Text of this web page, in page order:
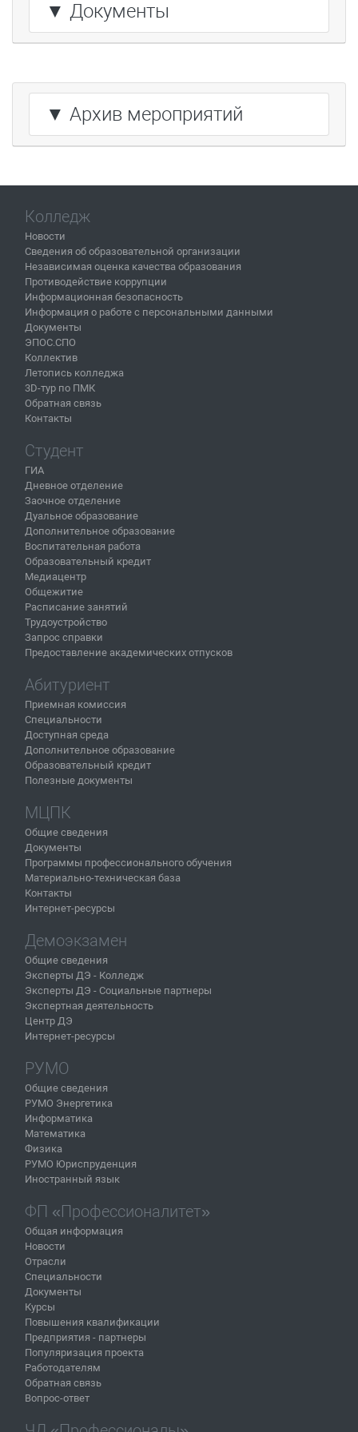
▼ Документы
▼ Архив мероприятий
Колледж
Новости
Сведения об образовательной организации
Независимая оценка качества образования
Противодействие коррупции
Информационная безопасность
Информация о работе с персональными данными
Документы
ЭПОС.СПО
Коллектив
Летопись колледжа
3D-тур по ПМК
Обратная связь
Контакты
Студент
ГИА
Дневное отделение
Заочное отделение
Дуальное образование
Дополнительное образование
Воспитательная работа
Образовательный кредит
Медиацентр
Общежитие
Расписание занятий
Трудоустройство
Запрос справки
Предоставление академических отпусков
Абитуриент
Приемная комиссия
Специальности
Доступная среда
Дополнительное образование
Образовательный кредит
Полезные документы
МЦПК
Общие сведения
Документы
Программы профессионального обучения
Материально-техническая база
Контакты
Интернет-ресурсы
Демоэкзамен
Общие сведения
Эксперты ДЭ - Колледж
Эксперты ДЭ - Социальные партнеры
Экспертная деятельность
Центр ДЭ
Интернет-ресурсы
РУМО
Общие сведения
РУМО Энергетика
Информатика
Математика
Физика
РУМО Юриспруденция
Иностранный язык
ФП «Профессионалитет»
Общая информация
Новости
Отрасли
Специальности
Документы
Курсы
Повышения квалификации
Предприятия - партнеры
Популяризация проекта
Работодателям
Обратная связь
Вопрос-ответ